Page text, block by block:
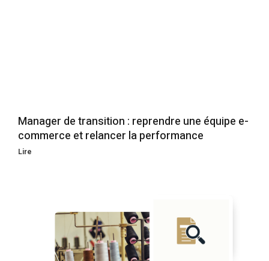
Manager de transition : reprendre une équipe e-
commerce et relancer la performance
Lire